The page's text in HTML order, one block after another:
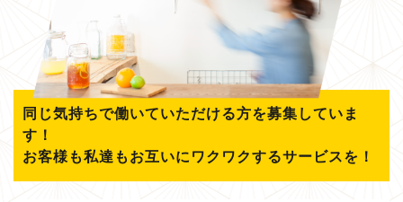
同じ気持ちで働いていただける方を募集していま
す！
お客様も私達もお互いにワクワクするサービスを！